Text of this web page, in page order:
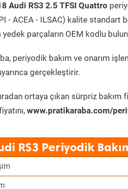
Audi RS3 2.5 TFSI Quattro
- ACEA - ILSAC) kalite standart
parçaların OEM kodlu
periyodik bakım ve onarım
gerçekleştirir.
ortaya çıkan sürpriz bakım
www.pratikaraba.com/
RS3 Periyodik